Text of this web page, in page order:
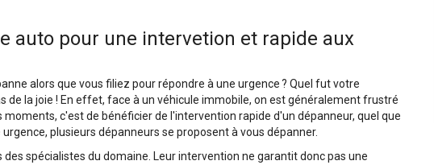
auto pour une intervetion et rapide aux
alors que vous filiez pour répondre à une urgence ? Quel fut votre
de la joie ! En effet, face à un véhicule immobile, on est généralement frustré
moments, c'est de bénéficier de l'intervention rapide d'un dépanneur, quel que
plusieurs dépanneurs se proposent à vous dépanner.
spécialistes du domaine. Leur intervention ne garantit donc pas une